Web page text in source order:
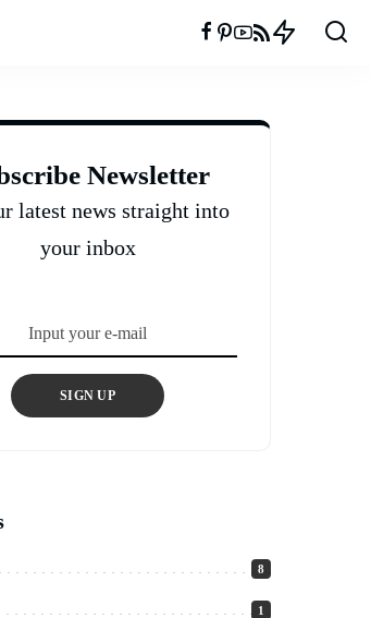
Newsletter
latest news straight into
your inbox
SIGN UP
8
1